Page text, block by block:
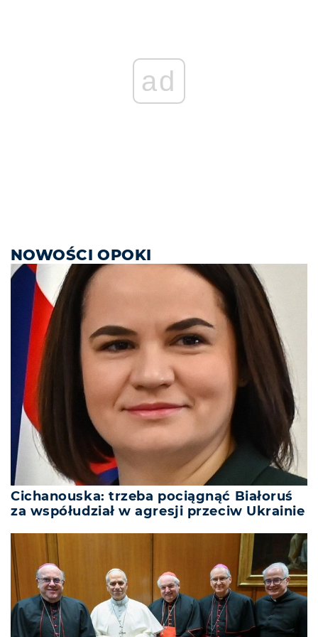
ad
NOWOŚCI OPOKI
Cichanouska: trzeba pociągnąć Białoruś
za współudział w agresji przeciw Ukrainie